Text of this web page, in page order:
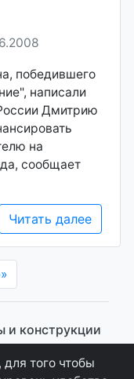
победившего
написали
Дмитрию
на
сообщает
Читать далее
и конструкции
от Ray
для того чтобы